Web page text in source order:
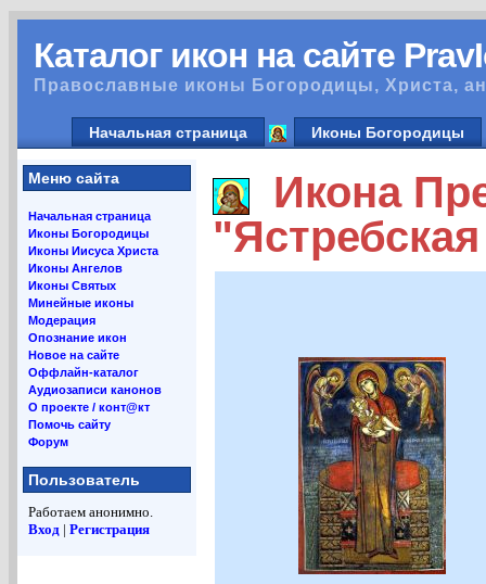
Каталог икон на сайте
Православные иконы Богородицы, Христа,
Начальная страница Иконы Богородицы
Меню сайта
Начальная страница
Иконы Богородицы
Иконы Иисуса Христа
Иконы Ангелов
Иконы Святых
Минейные иконы
Модерация
Опознание икон
Новое на сайте
Оффлайн-каталог
Аудиозаписи канонов
О проекте / конт@кт
Помочь сайту
Форум
Пользователь
Работаем анонимно.
Вход | Регистрация
Икона